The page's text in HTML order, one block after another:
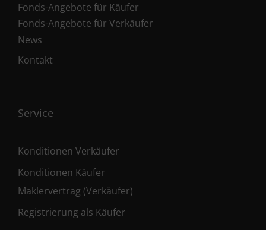
Fonds-Angebote für Käufer
Fonds-Angebote für Verkäufer
News
Kontakt
Service
Konditionen Verkäufer
Konditionen Käufer
Maklervertrag (Verkäufer)
Registrierung als Käufer